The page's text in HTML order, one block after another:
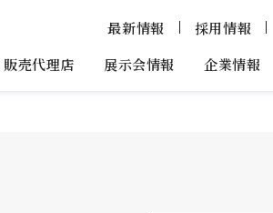
最新情報 採用情報
販売代理店
展示会情報 企業情報